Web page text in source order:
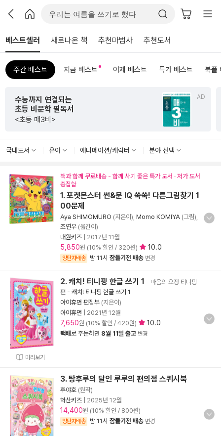
베스트셀러 새로나온 책 추천마법사 추천도서
주간 베스트 지금 베스트 어제 베스트 특가 베스트 북플
AD
초판 한정 한지 제작본!
<그리하여 어느 날 사랑이여>
국내도서 유아 애니메이션/캐릭터 분야 선택
책과 함께 무료배송 - 함께 사기 좋은 특가 도서 · 저가 도서
총집합
1. 포켓몬스터 썬&문 IQ 쑥쑥! 다른그림찾기 1
00문제
Aya SHIMOMURO (지은이), Momo KOMIYA (그림),
조연우 (옮긴이)
대원키즈
2017년 11월
5,850원 (10% 할인 / 320원) 10.0
양탄자배송 밤 11시 잠들기전 배송 변경
미리보기
2. 캐치! 티니핑 한글 쓰기 1 - 마음의 요정 티니핑
편 - 캐치! 티니핑 한글 쓰기 1
아이휴먼 편집부 (지은이)
아이휴먼
2021년 12월
7,650원 (10% 할인 / 420원) 10.0
택배로 주문하면 8월 11일 출고 변경
3. 탕후루의 달인 루루의 편의점 스퀴시북
후야호 (원작)
학산키즈
2025년 12월
14,400원 (10% 할인 / 800원)
양탄자배송 밤 11시 잠들기전 배송 변경